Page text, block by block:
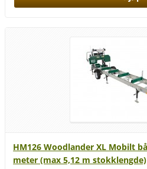
HM126 Woodlander XL Mobilt
meter (max 5,12 m stokklengde)